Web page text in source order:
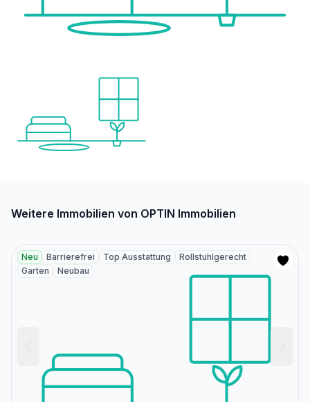
Weitere Immobilien von OPTIN Immobilien
Neu Barrierefrei Top Ausstattung
Rollstuhlgerecht
Garten
Neubau